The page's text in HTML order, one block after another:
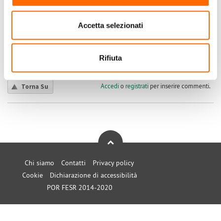
Accetta selezionati
Rifiuta
A me si è accesa spia Gialla ma non si riesce a leggere codice
errore. Avete nominativi assistenza in provincia BAT. Grazie
Submitted by GIUSEPPE VICHI on Dom, 15/09/2024 - 12:41
-1
Torna Su Accedio registratiper inserire commenti.
Chi siamo Contatti
Privacy policy
Cookie
Dichiarazione di accessibilità
POR FESR 2014-2020